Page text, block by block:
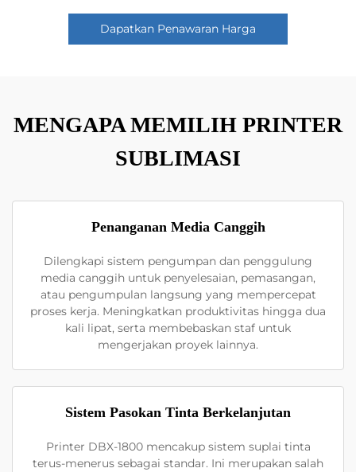
Dapatkan Penawaran Harga
MENGAPA MEMILIH PRINTER
SUBLIMASI
Penanganan Media Canggih
Dilengkapi sistem pengumpan dan penggulung
media canggih untuk penyelesaian, pemasangan,
atau pengumpulan langsung yang mempercepat
proses kerja. Meningkatkan produktivitas hingga dua
kali lipat, serta membebaskan staf untuk
mengerjakan proyek lainnya.
Sistem Pasokan Tinta Berkelanjutan
Printer DBX-1800 mencakup sistem suplai tinta
terus-menerus sebagai standar. Ini merupakan salah